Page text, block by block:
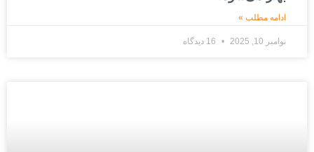
ادامه مطلب »
نوامبر 10, 2025